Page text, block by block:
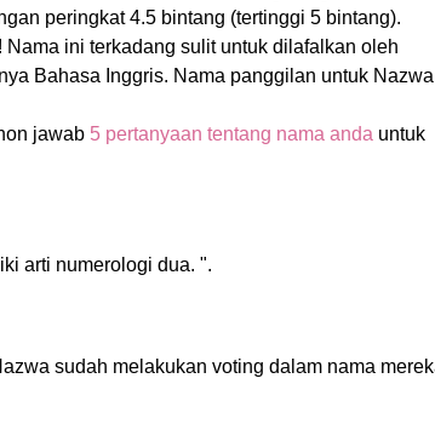
peringkat 4.5 bintang (tertinggi 5 bintang).
ini terkadang sulit untuk dilafalkan oleh
Bahasa Inggris. Nama panggilan untuk Nazwa
jawab 5 pertanyaan tentang nama anda untuk
arti numerologi dua. ".
sudah melakukan voting dalam nama